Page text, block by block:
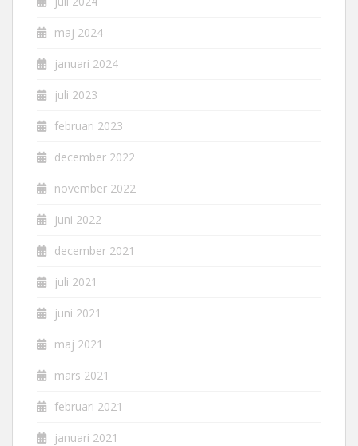
maj 2024
januari 2024
juli 2023
februari 2023
december 2022
november 2022
juni 2022
december 2021
juli 2021
juni 2021
maj 2021
mars 2021
februari 2021
januari 2021